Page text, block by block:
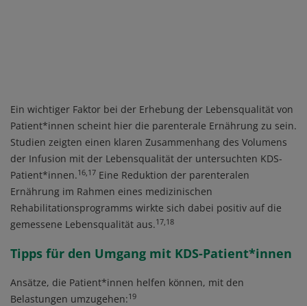
Ein wichtiger Faktor bei der Erhebung der Lebensqualität von
Patient*innen scheint hier die parenterale Ernährung zu sein.
Studien zeigten einen klaren Zusammenhang des Volumens
der Infusion mit der Lebensqualität der untersuchten KDS-
Patient*innen.16,17 Eine Reduktion der parenteralen
Ernährung im Rahmen eines medizinischen
Rehabilitationsprogramms wirkte sich dabei positiv auf die
gemessene Lebensqualität aus.17,18
Tipps für den Umgang mit KDS-Patient*innen
Ansätze, die Patient*innen helfen können, mit den
Belastungen umzugehen:19